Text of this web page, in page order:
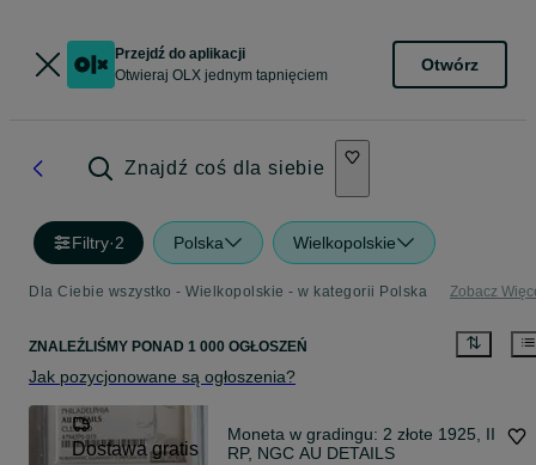
Przejdź do aplikacji
Otwieraj OLX jednym tapnięciem
Otwórz
Znajdź coś dla siebie
Filtry·2 Polska Wielkopolskie
Dla Ciebie wszystko - Wielkopolskie - w kategorii Polska Zobacz
ZNALEŹLIŚMY PONAD 1 000 OGŁOSZEŃ
Jak pozycjonowane są ogłoszenia?
Dostawa gratis
Moneta w gradingu: 2 złote 1925, II
RP, NGC AU DETAILS